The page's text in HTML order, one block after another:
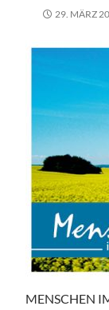
29. MÄRZ
MENSCHEN